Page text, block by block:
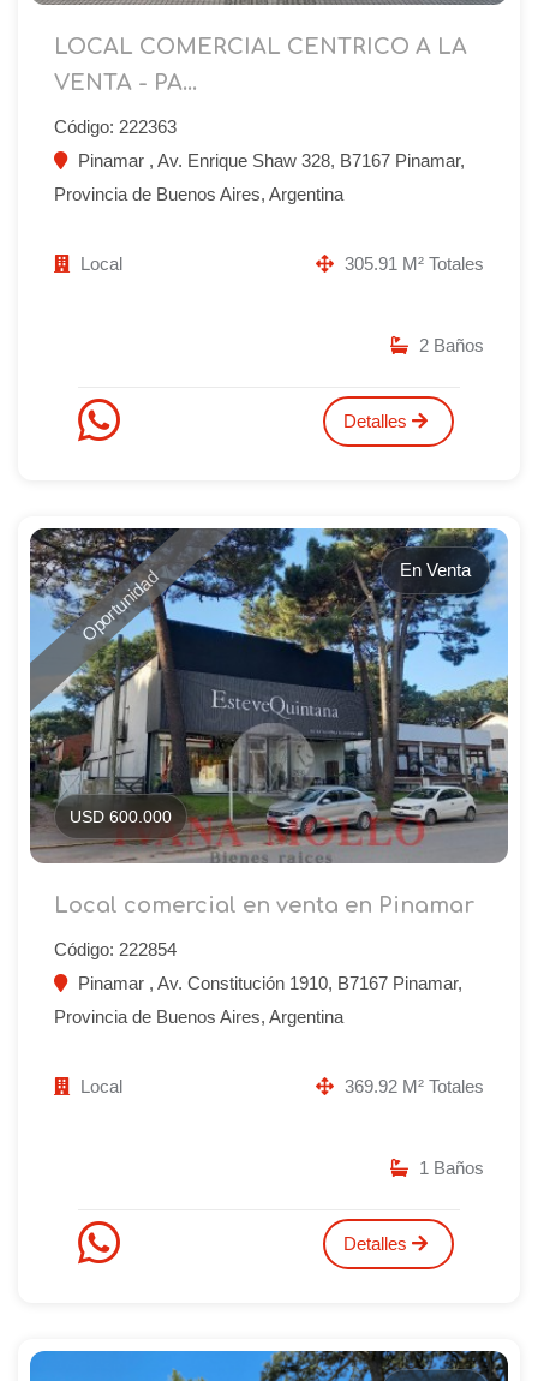
LOCAL COMERCIAL CENTRICO A LA
VENTA - PA...
Código: 222363
Pinamar , Av. Enrique Shaw 328, B7167 Pinamar,
Provincia de Buenos Aires, Argentina
Local 305.91 M² Totales
2 Baños
Detalles
Oportunidad En Venta
USD 600.000
Local comercial en venta en Pinamar
Código: 222854
Pinamar , Av. Constitución 1910, B7167 Pinamar,
Provincia de Buenos Aires, Argentina
Local 369.92 M² Totales
1 Baños
Detalles